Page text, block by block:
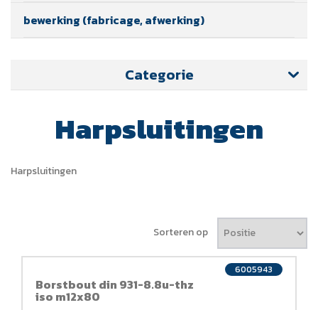
bewerking (fabricage, afwerking)
Categorie
Harpsluitingen
Harpsluitingen
Sorteren op
Borstbout din 931-8.8u-thz
iso m12x80
6005943